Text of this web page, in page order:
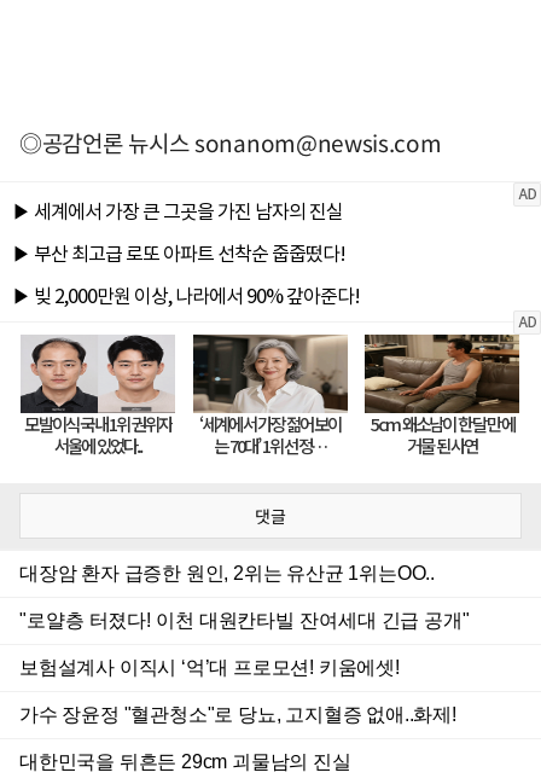
◎공감언론 뉴시스sonanom@newsis.com
댓글